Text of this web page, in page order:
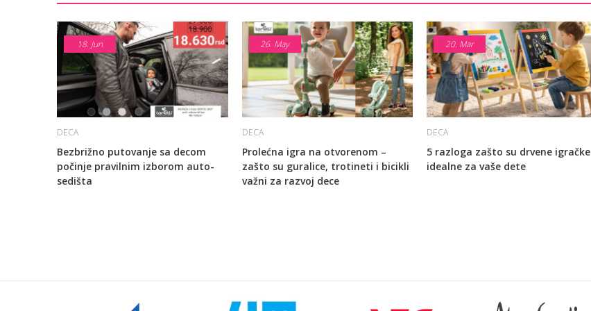
18. Jun
DECA
Bezbrižno putovanje sa decom
počinje pravilnim izborom auto-
sedišta
26. May
DECA
Prolećna igra na otvorenom –
zašto su guralice, trotineti i bicikli
važni za razvoj dece
20. Mar
DECA
5 razloga zašto su drvene igračke
idealne za vaše dete